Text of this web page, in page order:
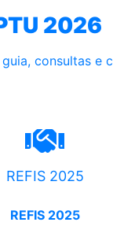
2026
consultas e
REFIS 2025
REFIS 2025